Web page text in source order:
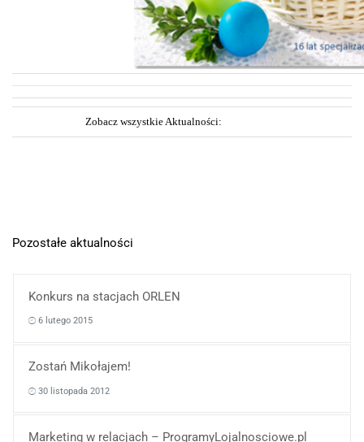
Zobacz wszystkie Aktualności:
Pozostałe aktualności
Konkurs na stacjach ORLEN
6 lutego 2015
Zostań Mikołajem!
30 listopada 2012
Marketing w relacjach – ProgramyLojalnosciowe.pl